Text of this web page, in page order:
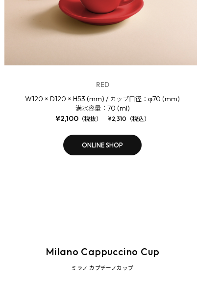
RED
W120 × D120 × H53 (mm) / カップ口径： φ70 (mm)
満水容量： 70 (ml)
¥2,100（税抜） ¥2,310（税込）
ONLINE SHOP
Milano Cappuccino Cup
ミラノ カプチーノカップ